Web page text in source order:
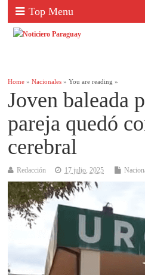
Top Menu
Home »Nacionales » You are reading »
Joven baleada
pareja quedó
cerebral
Redacción 17 julio, 2025